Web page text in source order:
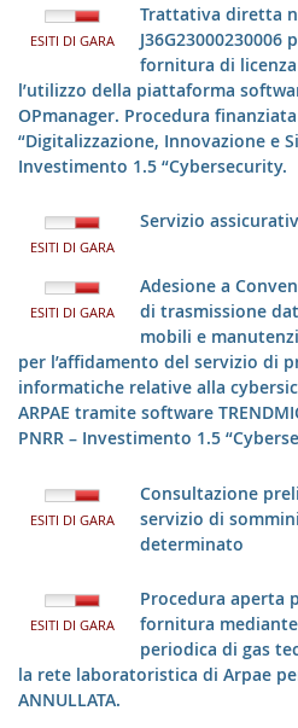
ESITI DI GARA
Trattativa diretta
fornitura di
l’utilizzo della piattaforma
OPmanager. Procedura finanziata
“Digitalizzazione, Innovazione e
Investimento 1.5 “Cybersecurity.
ESITI DI GARA
Servizio
ESITI DI GARA
Adesione a
di trasmissione
mobili e
per l’affidamento del servizio di
informatiche relative alla
ARPAE tramite software
PNRR – Investimento 1.5
ESITI DI GARA
Consultazione
servizio di
determinato
ESITI DI GARA
Procedura aperta
fornitura
periodica di gas
la rete laboratoristica di Arpae
ANNULLATA.